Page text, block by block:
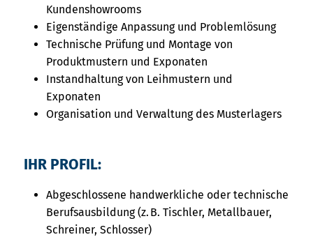
Kundenshowrooms
Eigenständige Anpassung und Problemlösung
Technische Prüfung und Montage von
Produktmustern und Exponaten
Instandhaltung von Leihmustern und
Exponaten
Organisation und Verwaltung des Musterlagers
IHR PROFIL:
Abgeschlossene handwerkliche oder technische
Berufsausbildung (z. B. Tischler, Metallbauer,
Schreiner, Schlosser)